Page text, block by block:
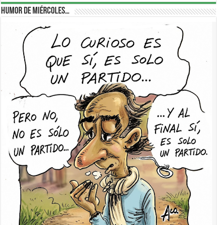
Humor de Miércoles…